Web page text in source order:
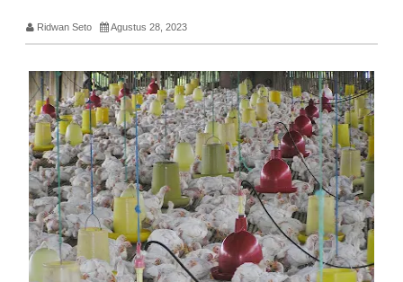
Ridwan Seto Agustus 28, 2023